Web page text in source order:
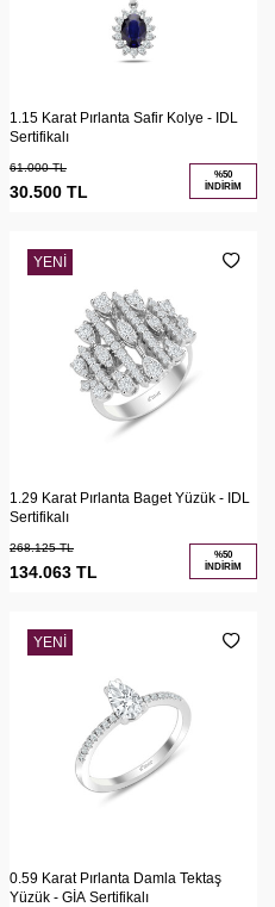
1.15 Karat Pırlanta Safir Kolye - IDL
Sertifikalı
61.000TL
30.500 TL
%50
İNDIRIM
YENI
1.29 Karat Pırlanta Baget Yüzük - IDL
Sertifikalı
268.125TL
134.063 TL
%50
İNDIRIM
YENI
0.59 Karat Pırlanta Damla Tektaş
Yüzük - GİA Sertifikalı